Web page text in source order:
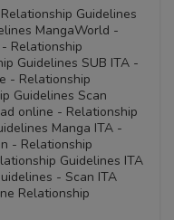
Guidelines
MangaWorld -
Relationship
Guidelines SUB ITA -
- Relationship
Guidelines Scan
online - Relationship
Manga ITA -
- Relationship
Guidelines ITA
- Scan ITA
Relationship